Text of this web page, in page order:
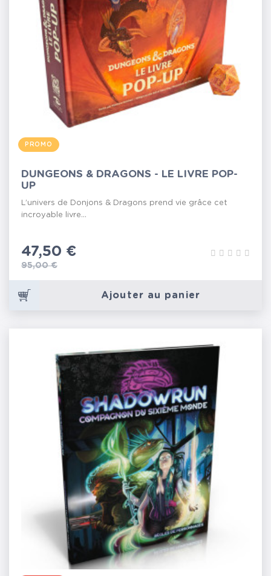
PROMO
DUNGEONS & DRAGONS - LE LIVRE POP-
UP
L’univers de Donjons & Dragons prend vie grâce cet
incroyable livre...
Prix
47,50 €
Prix de base
95,00 €
Ajouter au panier